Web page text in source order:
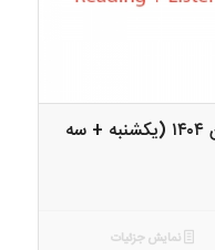
کلاس آنلاین TOEFL – فروردین ۱۴۰۴ (یکشنبه + سه
نمایش جزئیات